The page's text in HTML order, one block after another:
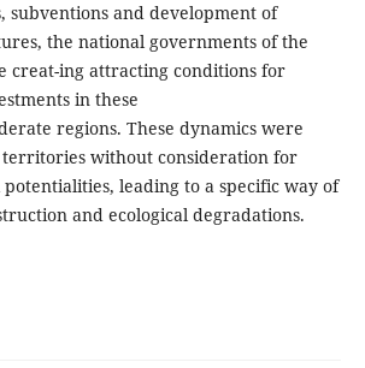
subventions and development of
the national governments of the
creat-ing attracting conditions for
in these
regions. These dynamics were
without consideration for
potentialities, leading to a specific way of
and ecological degradations.